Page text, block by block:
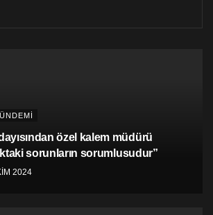
özel kalem müdürü
sorunların sorumlusudur”
2024